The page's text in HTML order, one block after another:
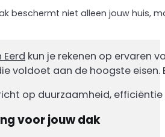
beschermt niet alleen jouw huis,
kun je rekenen op ervaren
voldoet aan de hoogste
op duurzaamheid,
voor jouw dak